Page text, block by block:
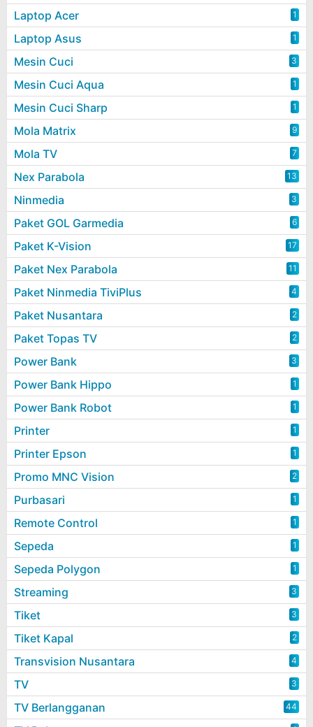
Laptop Acer 1
Laptop Asus 1
Mesin Cuci 3
Mesin Cuci Aqua 1
Mesin Cuci Sharp 1
Mola Matrix 9
Mola TV 7
Nex Parabola 13
Ninmedia 3
Paket GOL Garmedia 6
Paket K-Vision 17
Paket Nex Parabola 11
Paket Ninmedia TiviPlus 4
Paket Nusantara 2
Paket Topas TV 2
Power Bank 3
Power Bank Hippo 1
Power Bank Robot 1
Printer 1
Printer Epson 1
Promo MNC Vision 2
Purbasari 1
Remote Control 1
Sepeda 1
Sepeda Polygon 1
Streaming 3
Tiket 3
Tiket Kapal 2
Transvision Nusantara 4
TV 3
TV Berlangganan 44